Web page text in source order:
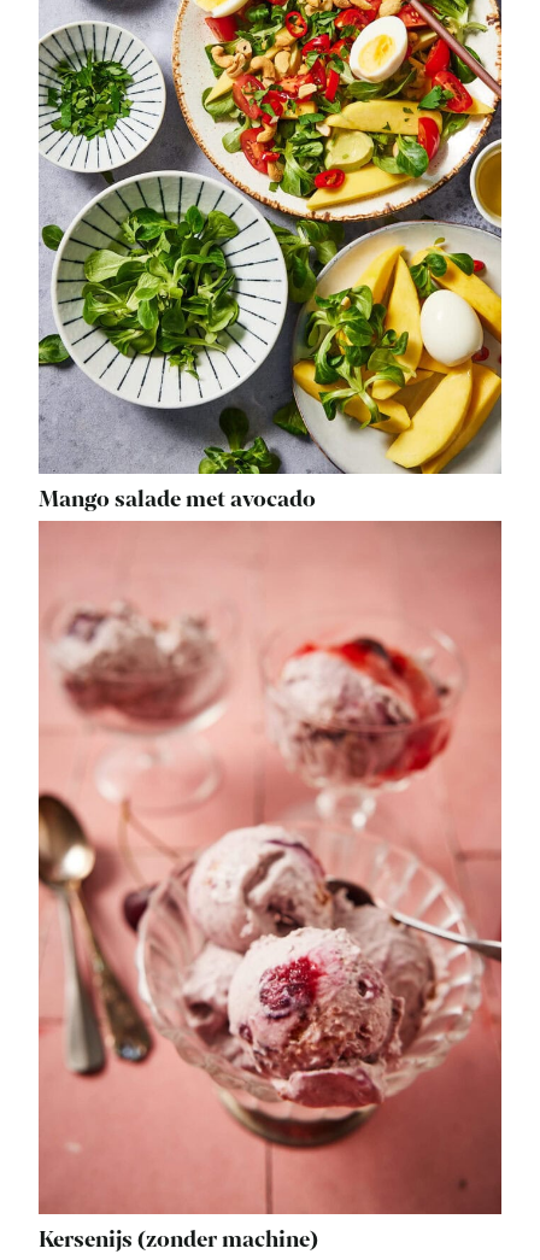
Mango salade met avocado
Kersenijs (zonder machine)